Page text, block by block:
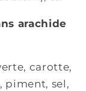
arachide
carotte,
piment, sel,